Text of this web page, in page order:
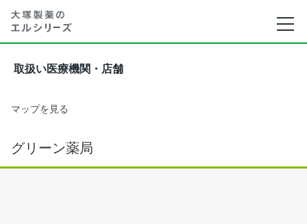
取扱い医療機関・店舗
マップを見る
グリーン薬局